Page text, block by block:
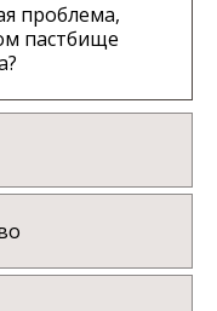
проблема,
пастбище